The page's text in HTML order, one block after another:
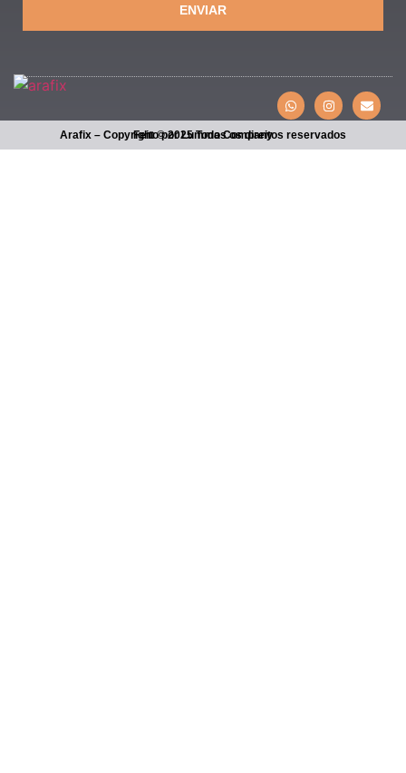
ENVIAR
Arafix – Copyright © 2025 Todos os direitos reservados
Feito por Lumma Company